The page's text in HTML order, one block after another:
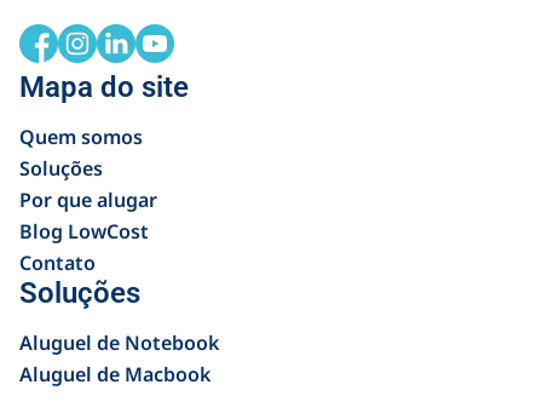
Mapa do site
Quem somos
Soluções
Por que alugar
Blog LowCost
Contato
Soluções
Aluguel de Notebook
Aluguel de Macbook